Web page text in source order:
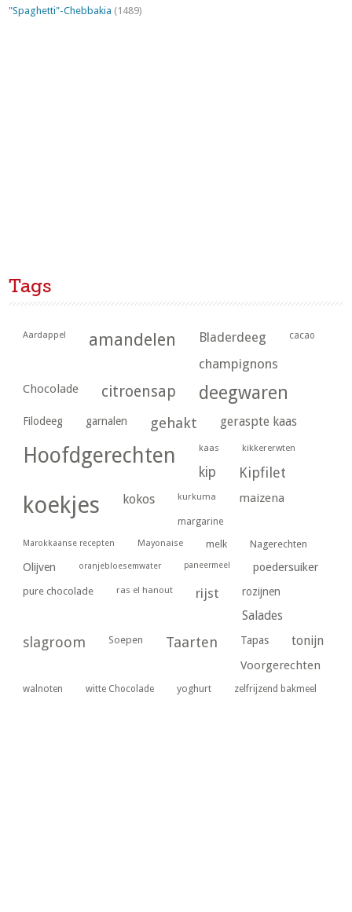
"Spaghetti"-Chebbakia (1489)
Tags
Aardappel amandelen Bladerdeeg cacao
champignons
Chocolade citroensap deegwaren
Filodeeg garnalen gehakt geraspte kaas
Hoofdgerechten kaas kikkererwten
kip Kipfilet
koekjes kokos kurkuma maizena
margarine
Marokkaanse recepten Mayonaise melk Nagerechten
Olijven oranjebloesemwater paneermeel poedersuiker
pure chocolade ras el hanout rijst rozijnen
Salades
slagroom Soepen Taarten Tapas tonijn
Voorgerechten
walnoten witte Chocolade yoghurt zelfrijzend bakmeel